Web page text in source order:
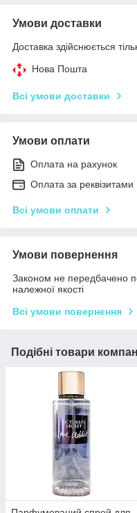
Умови доставки
Доставка здійснюється
Нова Пошта
Всі умови доставки
Умови оплати
Оплата на рахунок
Оплата за реквізитами
Всі умови оплати
Умови повернення
Законом не передбачено
належної якості
Всі умови повернення
Подібні товари